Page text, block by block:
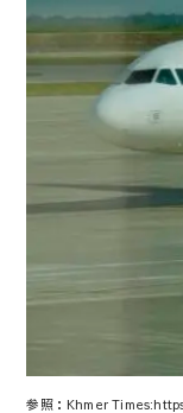
参照：Khmer